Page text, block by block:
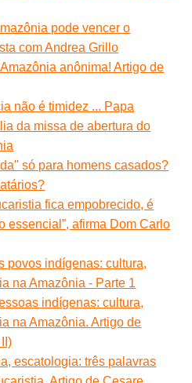
pode vencer o
com Andrea Grillo
anônima! Artigo de
não é timidez ... Papa
da missa de abertura do
só para homens casados?
fica empobrecido, é
essencial”, afirma Dom Carlo
povos indígenas: cultura,
na Amazônia - Parte 1
indígenas: cultura,
na Amazônia. Artigo de
escatologia: três palavras